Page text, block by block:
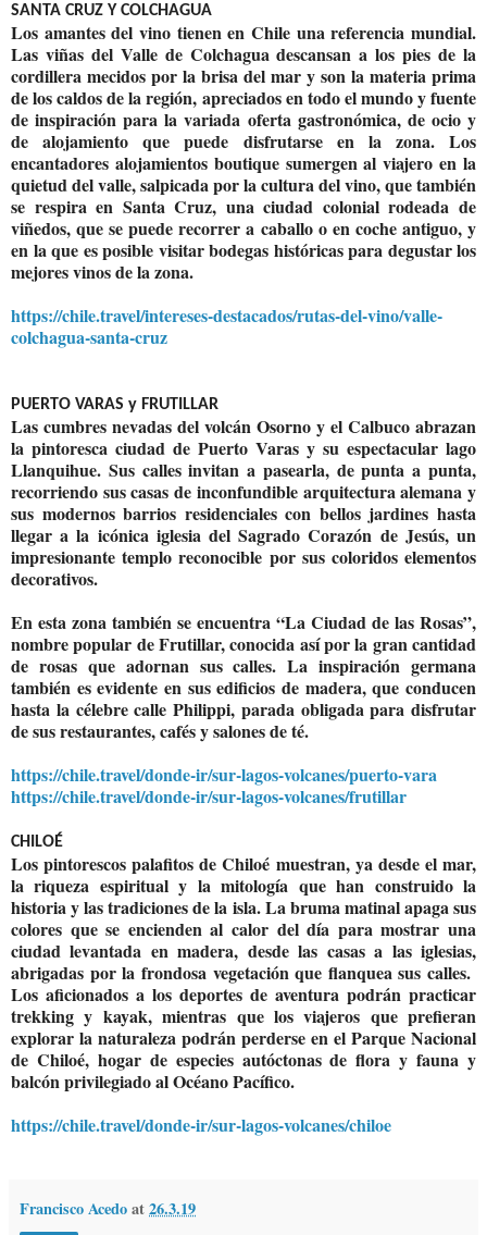
SANTA CRUZ Y COLCHAGUA
Los amantes del vino tienen en Chile una referencia mundial.
Las viñas del Valle de Colchagua descansan a los pies de la
cordillera mecidos por la brisa del mar y son la materia prima
de los caldos de la región, apreciados en todo el mundo y fuente
de inspiración para la variada oferta gastronómica, de ocio y
de alojamiento que puede disfrutarse en la zona. Los
encantadores alojamientos boutique sumergen al viajero en la
quietud del valle, salpicada por la cultura del vino, que también
se respira en Santa Cruz, una ciudad colonial rodeada de
viñedos, que se puede recorrer a caballo o en coche antiguo, y
en la que es posible visitar bodegas históricas para degustar los
mejores vinos de la zona.
https://chile.travel/intereses-destacados/rutas-del-vino/valle-
colchagua-santa-cruz
PUERTO VARAS y FRUTILLAR
Las cumbres nevadas del volcán Osorno y el Calbuco abrazan
la pintoresca ciudad de Puerto Varas y su espectacular lago
Llanquihue. Sus calles invitan a pasearla, de punta a punta,
recorriendo sus casas de inconfundible arquitectura alemana y
sus modernos barrios residenciales con bellos jardines hasta
llegar a la icónica iglesia del Sagrado Corazón de Jesús, un
impresionante templo reconocible por sus coloridos elementos
decorativos.
En esta zona también se encuentra “La Ciudad de las Rosas”,
nombre popular de Frutillar, conocida así por la gran cantidad
de rosas que adornan sus calles. La inspiración germana
también es evidente en sus edificios de madera, que conducen
hasta la célebre calle Philippi, parada obligada para disfrutar
de sus restaurantes, cafés y salones de té.
https://chile.travel/donde-ir/sur-lagos-volcanes/puerto-vara
https://chile.travel/donde-ir/sur-lagos-volcanes/frutillar
CHILOÉ
Los pintorescos palafitos de Chiloé muestran, ya desde el mar,
la riqueza espiritual y la mitología que han construido la
historia y las tradiciones de la isla. La bruma matinal apaga sus
colores que se encienden al calor del día para mostrar una
ciudad levantada en madera, desde las casas a las iglesias,
abrigadas por la frondosa vegetación que flanquea sus calles.
Los aficionados a los deportes de aventura podrán practicar
trekking y kayak, mientras que los viajeros que prefieran
explorar la naturaleza podrán perderse en el Parque Nacional
de Chiloé, hogar de especies autóctonas de flora y fauna y
balcón privilegiado al Océano Pacífico.
https://chile.travel/donde-ir/sur-lagos-volcanes/chiloe
Francisco Acedoat26.3.19